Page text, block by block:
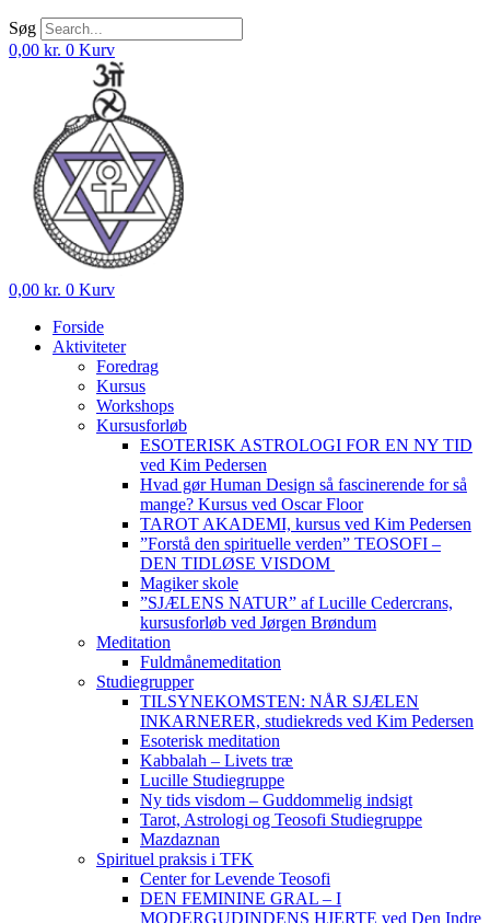
Søg
0,00 kr. 0 Kurv
0,00 kr. 0 Kurv
Forside
Aktiviteter
Foredrag
Kursus
Workshops
Kursusforløb
ESOTERISK ASTROLOGI FOR EN NY TID
ved Kim Pedersen
Hvad gør Human Design så fascinerende for så
mange? Kursus ved Oscar Floor
TAROT AKADEMI, kursus ved Kim Pedersen
”Forstå den spirituelle verden” TEOSOFI –
DEN TIDLØSE VISDOM
Magiker skole
”SJÆLENS NATUR” af Lucille Cedercrans,
kursusforløb ved Jørgen Brøndum
Meditation
Fuldmånemeditation
Studiegrupper
TILSYNEKOMSTEN: NÅR SJÆLEN
INKARNERER, studiekreds ved Kim Pedersen
Esoterisk meditation
Kabbalah – Livets træ
Lucille Studiegruppe
Ny tids visdom – Guddommelig indsigt
Tarot, Astrologi og Teosofi Studiegruppe
Mazdaznan
Spirituel praksis i TFK
Center for Levende Teosofi
DEN FEMININE GRAL – I
MODERGUDINDENS HJERTE ved Den Indre